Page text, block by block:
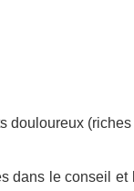
douloureux (riches
dans le conseil